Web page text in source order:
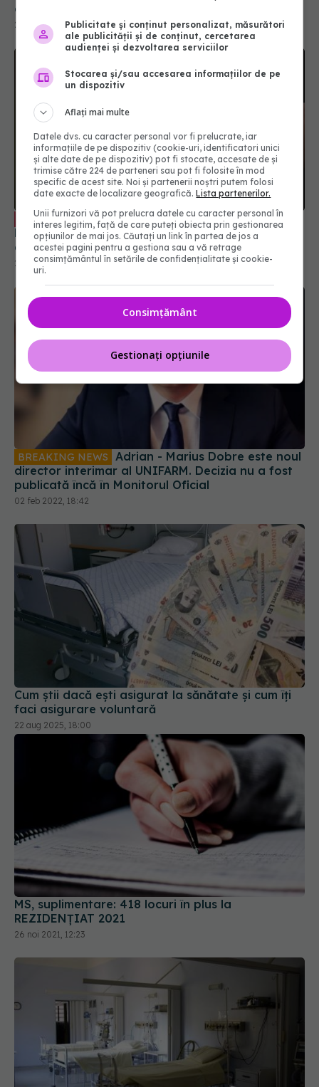
calendarul de ridicare a restricțiilor
23 feb 2022, 11:53
EXCLUSIV 400 euro/an pentru fiecare angajat.
De ce angajatorii ar trebui să includă asigurările
de sănătate în pachetul salarial? Explicația ASF
27 feb 2025, 15:35
BREAKING NEWS
director interimar al UNIFARM. Decizia nu a fost
publicată încă în Monitorul Oficial
02 feb 2022, 18:42
Cum știi dacă ești asigurat la sănătate și cum îți
faci asigurare voluntară
22 aug 2025, 18:00
MS, suplimentare: 418 locuri în plus la
REZIDENȚIAT 2021
26 noi 2021, 12:23
Publicitate și conținut personalizat, măsurători
ale publicității și de conținut, cercetarea
audienței și dezvoltarea serviciilor
Stocarea și/sau accesarea informațiilor de pe
un dispozitiv
Aflați mai multe
Datele dvs. cu caracter personal vor fi prelucrate, iar
informațiile de pe dispozitiv (cookie-uri, identificatori unici
și alte date de pe dispozitiv) pot fi stocate, accesate de și
trimise către 224 de parteneri sau pot fi folosite în mod
specific de acest site. Noi și partenerii noștri putem folosi
date exacte de localizare geografică.Lista partenerilor.
Unii furnizori vă pot prelucra datele cu caracter personal în
interes legitim, față de care puteți obiecta prin gestionarea
opțiunilor de mai jos. Căutați un link în partea de jos a
acestei pagini pentru a gestiona sau a vă retrage
consimțământul în setările de confidențialitate și cookie-
uri.
Consimțământ
Gestionați opțiunile